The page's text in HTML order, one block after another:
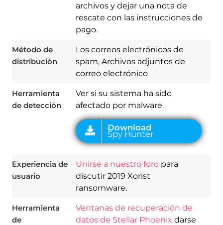
archivos y dejar una nota de
rescate con las instrucciones de
pago.
Método de
distribución
Los correos electrónicos de
spam, Archivos adjuntos de
correo electrónico
Herramienta
de detección
Ver si su sistema ha sido
afectado por malware
Experiencia de
usuario
Unirse a nuestro foropara
discutir 2019 Xorist
ransomware.
Herramienta
de
Ventanas de recuperación de
datos de Stellar Phoenix darse